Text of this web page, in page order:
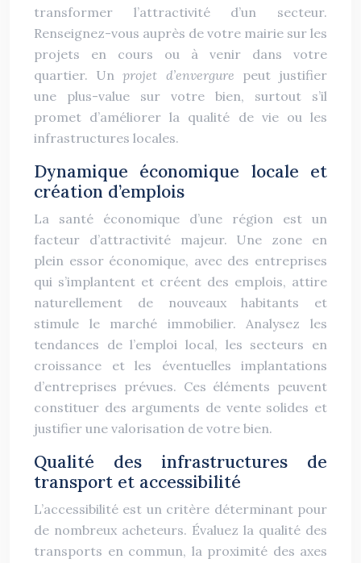
transformer l’attractivité d’un secteur.
Renseignez-vous auprès de votre mairie sur les
projets en cours ou à venir dans votre
quartier. Unprojet d’envergure peut justifier
une plus-value sur votre bien, surtout s’il
promet d’améliorer la qualité de vie ou les
infrastructures locales.
Dynamique économique locale et
création d’emplois
La santé économique d’une région est un
facteur d’attractivité majeur. Une zone en
plein essor économique, avec des entreprises
qui s’implantent et créent des emplois, attire
naturellement de nouveaux habitants et
stimule le marché immobilier. Analysez les
tendances de l’emploi local, les secteurs en
croissance et les éventuelles implantations
d’entreprises prévues. Ces éléments peuvent
constituer des arguments de vente solides et
justifier une valorisation de votre bien.
Qualité des infrastructures de
transport et accessibilité
L’accessibilité est un critère déterminant pour
de nombreux acheteurs. Évaluez la qualité des
transports en commun, la proximité des axes